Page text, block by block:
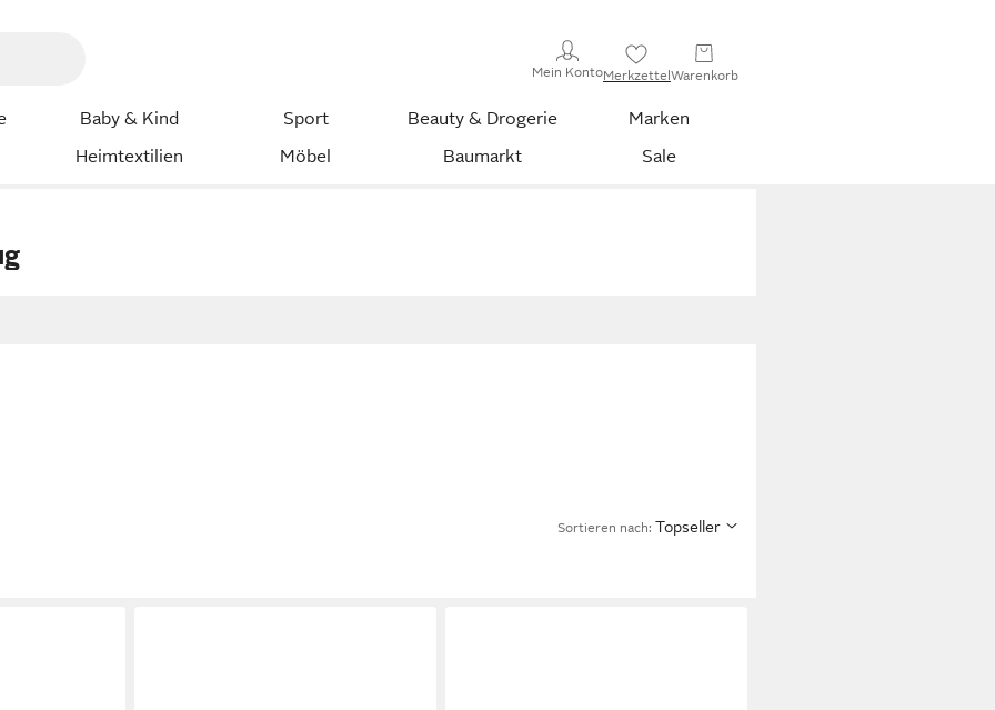
Mein KontoMerkzettelWarenkorb
Baby & Kind Sport Beauty & Drogerie
Marken
Heimtextilien Möbel Baumarkt Sale
Sortieren nach: Topseller